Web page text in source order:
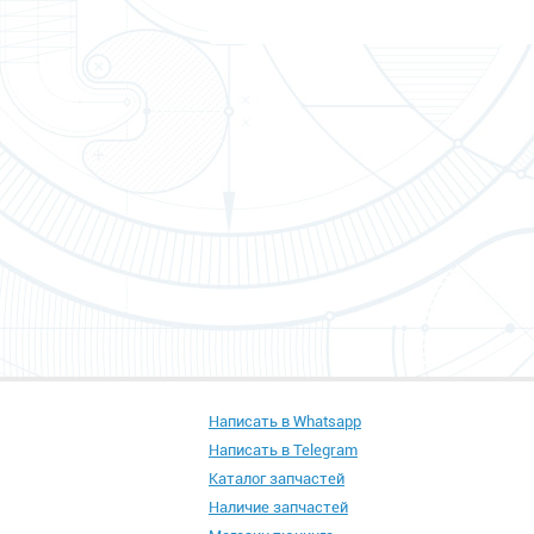
Написать в Whatsapp
Написать в Telegram
Каталог запчастей
Наличие запчастей